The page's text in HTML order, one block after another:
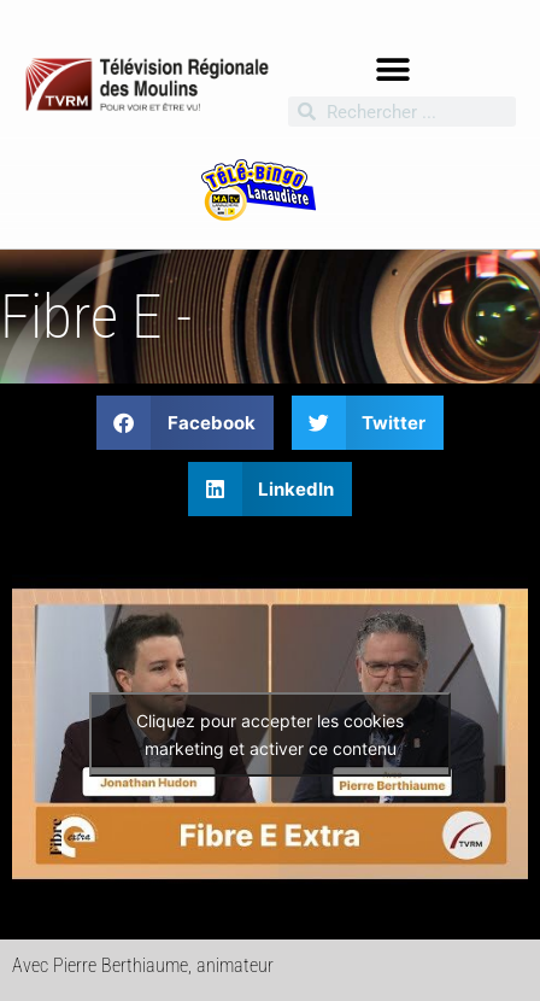
Fibre E -
Facebook Twitter
LinkedIn
Cliquez pour accepter les cookies
marketing et activer ce contenu
Avec Pierre Berthiaume, animateur